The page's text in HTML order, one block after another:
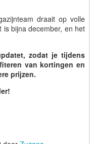
draait op volle
is bijna december, en het
zodat je tijdens
van kortingen en
prijzen.